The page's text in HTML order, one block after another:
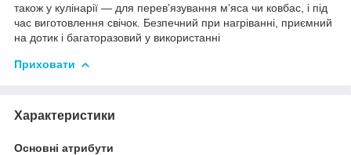
також у кулінарії — для перев’язування м’яса чи ковбас, і під
час виготовлення свічок. Безпечний при нагріванні, приємний
на дотик і багаторазовий у використанні
Приховати
Характеристики
Основні атрибути